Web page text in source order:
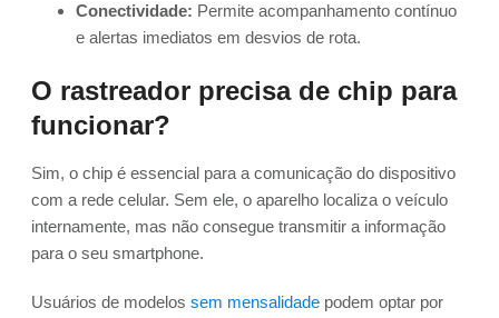
Conectividade: Permite acompanhamento contínuo
e alertas imediatos em desvios de rota.
O rastreador precisa de chip para
funcionar?
Sim, o chip é essencial para a comunicação do dispositivo
com a rede celular. Sem ele, o aparelho localiza o veículo
internamente, mas não consegue transmitir a informação
para o seu smartphone.
Usuários de modelos sem mensalidade podem optar por